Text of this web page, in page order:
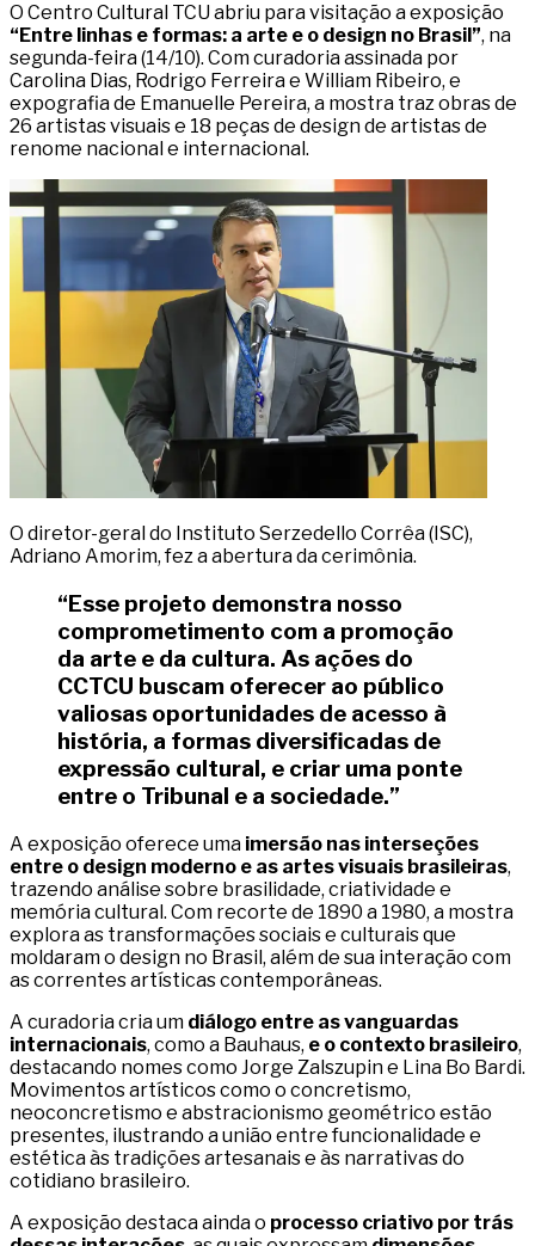
O Centro Cultural TCU abriu para visitação a exposição
“Entre linhas e formas: a arte e o design no Brasil”, na
segunda-feira (14/10). Com curadoria assinada por
Carolina Dias, Rodrigo Ferreira e William Ribeiro, e
expografia de Emanuelle Pereira, a mostra traz obras de
26 artistas visuais e 18 peças de design de artistas de
renome nacional e internacional.
O diretor-geral do Instituto Serzedello Corrêa (ISC),
Adriano Amorim, fez a abertura da cerimônia.
“Esse projeto demonstra nosso
comprometimento com a promoção
da arte e da cultura. As ações do
CCTCU buscam oferecer ao público
valiosas oportunidades de acesso à
história, a formas diversificadas de
expressão cultural, e criar uma ponte
entre o Tribunal e a sociedade.”
A exposição oferece uma imersão nas interseções
entre o design moderno e as artes visuais brasileiras,
trazendo análise sobre brasilidade, criatividade e
memória cultural. Com recorte de 1890 a 1980, a mostra
explora as transformações sociais e culturais que
moldaram o design no Brasil, além de sua interação com
as correntes artísticas contemporâneas.
A curadoria cria um diálogo entre as vanguardas
internacionais, como a Bauhaus, e o contexto brasileiro,
destacando nomes como Jorge Zalszupin e Lina Bo Bardi.
Movimentos artísticos como o concretismo,
neoconcretismo e abstracionismo geométrico estão
presentes, ilustrando a união entre funcionalidade e
estética às tradições artesanais e às narrativas do
cotidiano brasileiro.
A exposição destaca ainda o processo criativo por trás